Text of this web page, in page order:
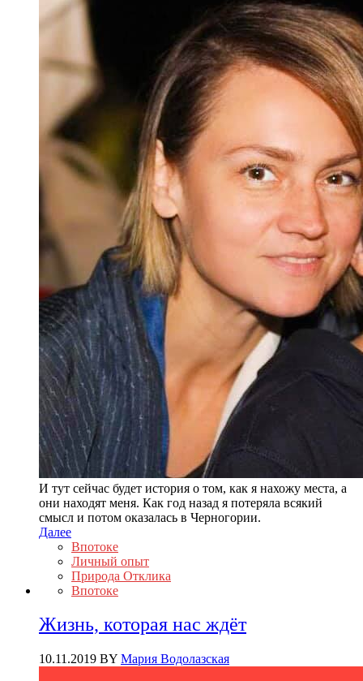
И тут сейчас будет история о том, как я нахожу места, а
они находят меня. Как год назад я потеряла всякий
смысл и потом оказалась в Черногории.
Далее
Впотоке
Личный опыт
Природа Отклика
Впотоке
Жизнь, которая нас ждёт
10.11.2019 BY Мария Водолазская